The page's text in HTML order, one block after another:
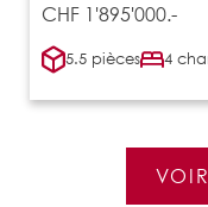
CHF 1'895'000.-
5.5 pièces 4